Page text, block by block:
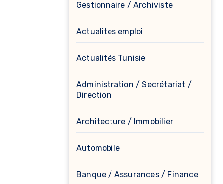
Gestionnaire / Archiviste
Actualites emploi
Actualités Tunisie
Administration / Secrétariat /
Direction
Architecture / Immobilier
Automobile
Banque / Assurances / Finance